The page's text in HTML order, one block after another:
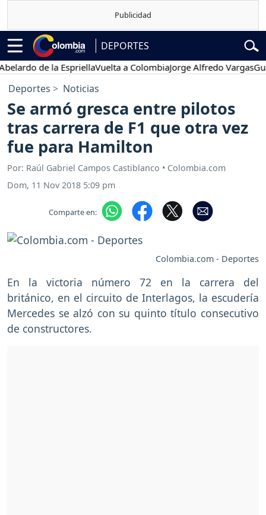
DEPORTES
de la EspriellaVuelta a ColombiaJorge Alfredo Vargas
Deportes Noticias
Se armó gresca entre pilotos
tras carrera de F1 que otra vez
fue para Hamilton
Por: Raúl Gabriel Campos Castiblanco • Colombia.com
Dom, 11 Nov 2018 5:09 pm
Comparte en:
Colombia.com - Deportes
En la victoria número 72 en la carrera del
británico, en el circuito de Interlagos, la escudería
Mercedes se alzó con su quinto título consecutivo
de constructores.